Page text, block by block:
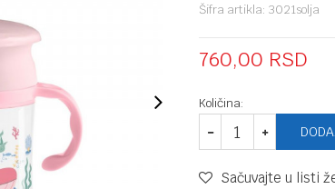
Šifra artikla: 3021solja
760,00 RSD
Količina:
Sačuvajte u listi